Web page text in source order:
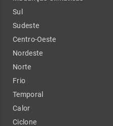
Sul
Sudeste
Centro-Oeste
Nordeste
Norte
Frio
Temporal
Calor
Ciclone